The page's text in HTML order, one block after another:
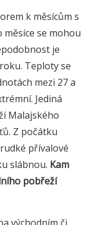
k měsícům s
se mohou
je
Teploty se
mezi 27 a
Jediná
Malajského
Z počátku
přívalové
slábnou. Kam
pobřeží